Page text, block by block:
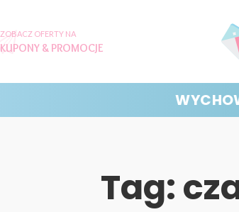
ZOBACZ OFERTY NA
KUPONY & PROMOCJE
Tag: